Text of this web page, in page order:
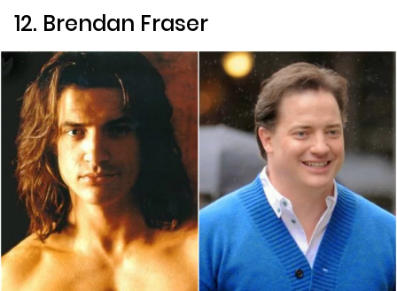
12. Brendan Fraser